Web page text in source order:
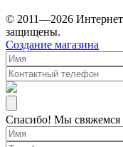
© 2011—2026
защищены.
Создание магазина
Спасибо! Мы свяжемся